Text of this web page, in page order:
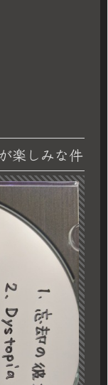
楽しみな件